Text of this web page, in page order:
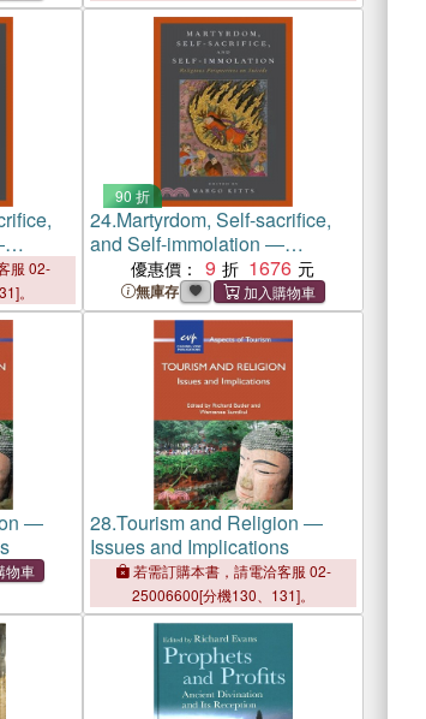
on
服 02-
。
90 折
24.Martyrdom, Self-sacrifice,
and Self-immolation ―
Religious Perspectives on
Suicide
優惠價： 9 1676
無庫存
―
28.Tourism and Religion ―
Issues and Implications
若需訂購本書，請電洽客服 02-
25006600[分機130、131]。